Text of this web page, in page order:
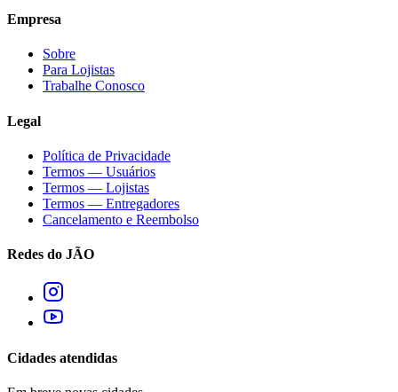
Empresa
Sobre
Para Lojistas
Trabalhe Conosco
Legal
Política de Privacidade
Termos — Usuários
Termos — Lojistas
Termos — Entregadores
Cancelamento e Reembolso
Redes do JÃO
Cidades atendidas